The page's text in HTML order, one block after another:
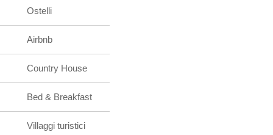
Ostelli
Airbnb
Country House
Bed & Breakfast
Villaggi turistici